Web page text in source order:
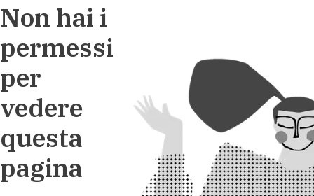
Non hai i
permessi
per
vedere
questa
pagina